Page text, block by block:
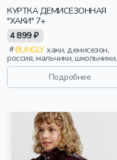
КУРТКА ДЕМИСЕЗОННАЯ
"ХАКИ" 7+
4 899 ₽
BUNGLYхаки, демисезон,
россия, мальчики, школьники,
подростки, дети
Подробнее